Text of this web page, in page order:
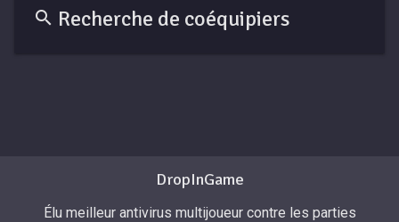
Recherche de coéquipiers
DropInGame
Élu meilleur antivirus multijoueur contre les parties